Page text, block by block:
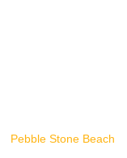
Pebble Stone Beach